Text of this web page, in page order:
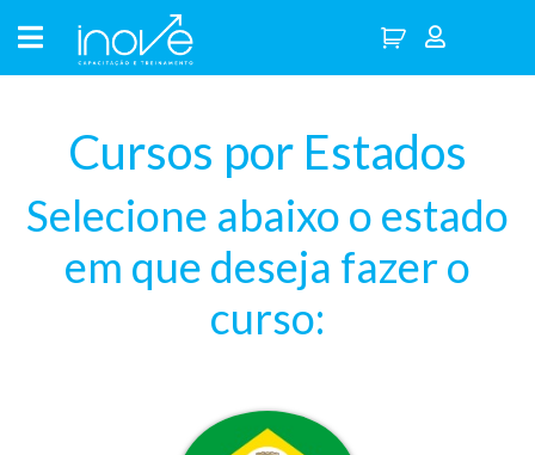
Cursos por Estados
Selecione abaixo o estado
em que deseja fazer o
curso: